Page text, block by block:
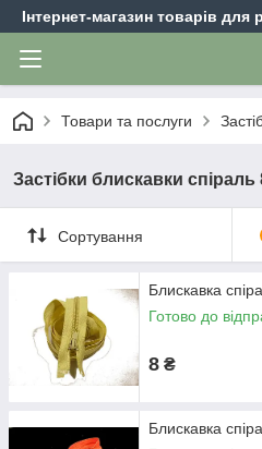
Інтернет-магазин товарів
Товари та послуги
Застібки блискавки
Сортування
Блискавка
Готово до
8 ₴
Блискавка